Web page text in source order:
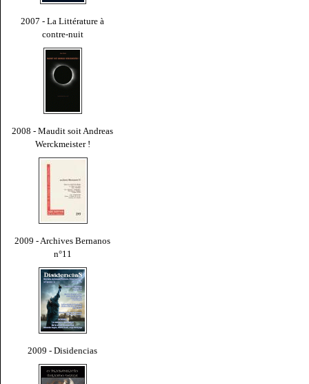
2007 - La Littérature à
contre-nuit
2008 - Maudit soit Andreas
Werckmeister !
2009 - Archives Bernanos
n°11
2009 - Disidencias